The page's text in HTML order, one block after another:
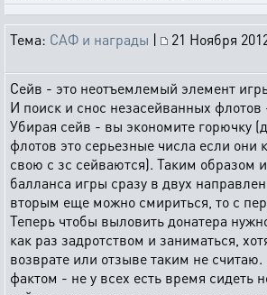
Тема: САФ и награды |
21 Ноября
Сейв - это неотъемлемый элемент
И поиск и снос незасейванных флотов
Убирая сейв - вы экономите горючку
флотов это серьезные числа если они
свою с зс сейваются). Таким образом
балланса игры сразу в двух
вторым еще можно смириться, то с
Теперь чтобы выловить донатера
как раз задротством и заниматься,
возврате или отзыве таким не считаю.
фактом - не у всех есть время сидеть